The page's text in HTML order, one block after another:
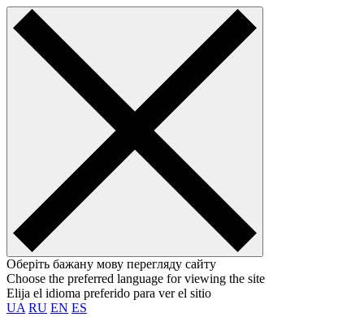
Оберіть бажану мову перегляду сайту
Choose the preferred language for viewing the site
Elija el idioma preferido para ver el sitio
UA RU EN ES